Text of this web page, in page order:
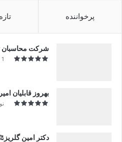
پرخواننده تازه
شرکت محاسبان
1 هفته پیش
بهروز قابلیان
دکتر امین